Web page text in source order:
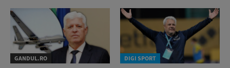
GANDUL.RO DIGI SPORT